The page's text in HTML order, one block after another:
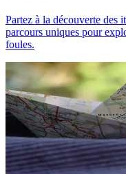
Partez à la découverte des
parcours uniques pour
foules.